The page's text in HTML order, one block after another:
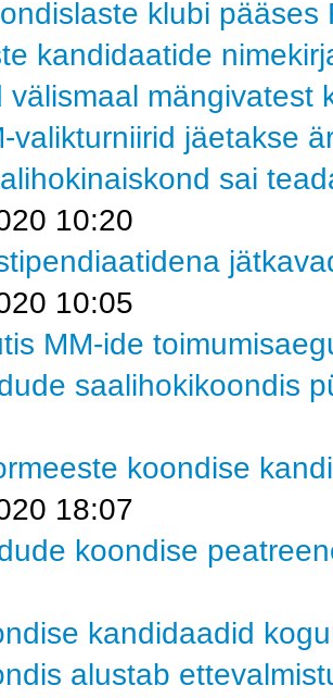
klubi pääses
kandidaatide
välismaal mängivatest
valikturniirid jäetakse
sai
10:20
10:05
MM-ide
saalihokikoondis
koondise
18:07
koondise
kandidaadid
alustab